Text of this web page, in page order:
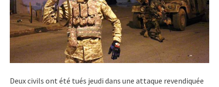
Deux civils ont été tués jeudi dans une attaque revendiquée